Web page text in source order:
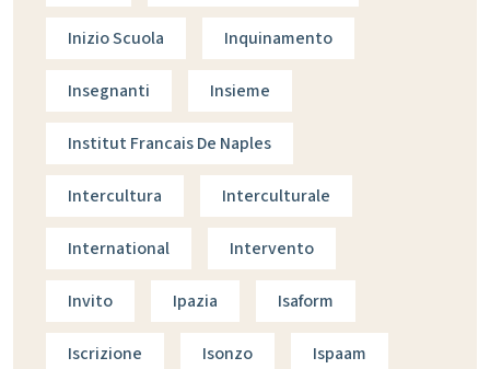
Inizio Scuola Inquinamento
Insegnanti Insieme
Institut Francais De Naples
Intercultura Interculturale
International Intervento
Invito Ipazia Isaform
Iscrizione Isonzo Ispaam